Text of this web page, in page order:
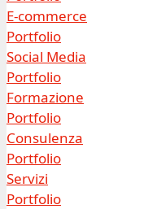
E-commerce
Portfolio
Social Media
Portfolio
Formazione
Portfolio
Consulenza
Portfolio
Servizi
Portfolio